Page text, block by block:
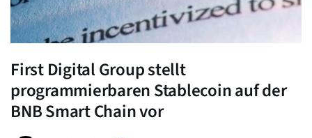
First Digital Group stellt
programmierbaren Stablecoin auf der
BNB Smart Chain vor